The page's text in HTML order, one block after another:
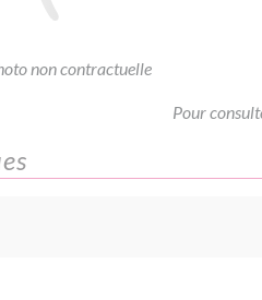
non contractuelle
Pour